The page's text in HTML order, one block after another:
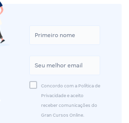
Concordo com a Política de
Privacidade e aceito
receber comunicações do
Gran Cursos Online.